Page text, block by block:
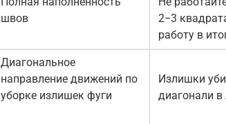
швов
2−3
работу в
Диагональное
направление движений по
уборке излишек фуги
Излишки
диагонали